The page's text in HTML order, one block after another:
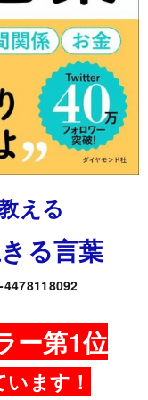
える
る言葉
ー第1位
ます！